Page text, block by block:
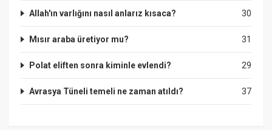
30
Allah'ın varlığını nasıl anlarız kısaca?
31
Mısır araba üretiyor mu?
29
Polat eliften sonra kiminle evlendi?
37
Avrasya Tüneli temeli ne zaman atıldı?